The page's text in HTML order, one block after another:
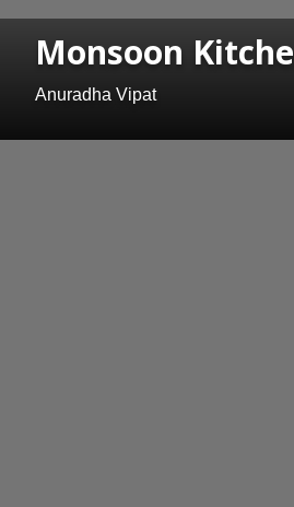
Monsoon Kitchen
Anuradha Vipat